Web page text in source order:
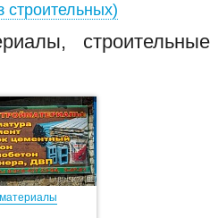
строительных)
строительные